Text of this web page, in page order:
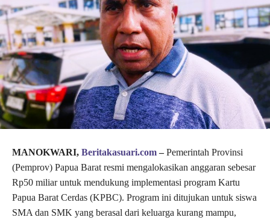
MANOKWARI, Beritakasuari.com–Pemerintah Provinsi
(Pemprov) Papua Barat resmi mengalokasikan anggaran sebesar
Rp50 miliar untuk mendukung implementasi program Kartu
Papua Barat Cerdas (KPBC). Program ini ditujukan untuk siswa
SMA dan SMK yang berasal dari keluarga kurang mampu,